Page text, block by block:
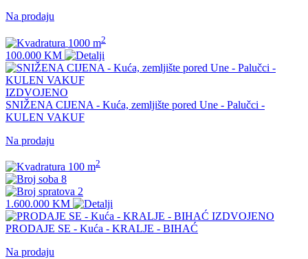
Na prodaju
1000 m2
100.000 KM
IZDVOJENO
SNIŽENA CIJENA - Kuća, zemljište pored Une - Palučci -
KULEN VAKUF
Na prodaju
100 m2
8
2
1.600.000 KM
IZDVOJENO
PRODAJE SE - Kuća - KRALJE - BIHAĆ
Na prodaju